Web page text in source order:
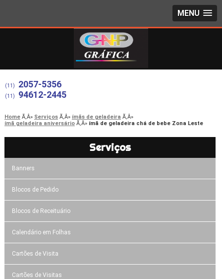
MENU
(11) 2057-5356
(11) 94612-2445
Home Serviços
ímãs de geladeira
ímã geladeira aniversário
ímã de geladeira chá de bebe Zona Leste
Serviços
Banners
Blocos de Pedido
Blocos de Receituário
Calendário em Folhas
Cartões de Visita
Cartões de Visitas